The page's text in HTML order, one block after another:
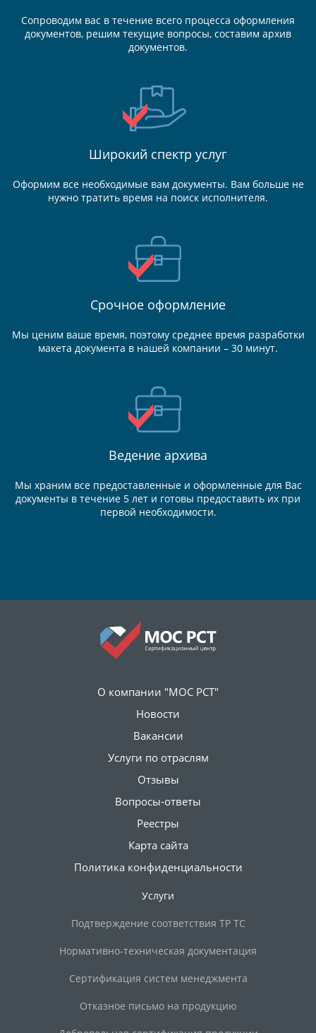
Сопроводим вас в течение всего процесса оформления
документов, решим текущие вопросы, составим архив
документов.
Широкий спектр услуг
Оформим все необходимые вам документы. Вам больше не
нужно тратить время на поиск исполнителя.
Срочное оформление
Мы ценим ваше время, поэтому среднее время разработки
макета документа в нашей компании – 30 минут.
Ведение архива
Мы храним все предоставленные и оформленные для Вас
документы в течение 5 лет и готовы предоставить их при
первой необходимости.
О компании "МОС РСТ"
Новости
Вакансии
Услуги по отраслям
Отзывы
Вопросы-ответы
Реестры
Карта сайта
Политика конфиденциальности
Услуги
Подтверждение соответствия ТР ТС
Нормативно-техническая документация
Сертификация систем менеджмента
Отказное письмо на продукцию